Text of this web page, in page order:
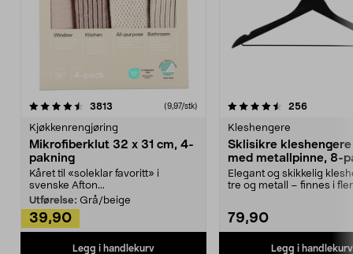
3813 anmeldelser(9,97/stk)
Kjøkkenrengjøring
Mikrofiberklut 32 x 31 cm, 4-
pakning
Kåret til «soleklar favoritt» i
svenske Afton...
Utførelse: Grå/beige
39,90
Legg i handlekurv
4.5av 5 stjerner 256
Kleshengere
Sklisikre
med metallpinne, 8-
Elegant og skikkelig
tre og metall – finnes i
79,90
Legg i handlekurv
4.5av 5 stjerner